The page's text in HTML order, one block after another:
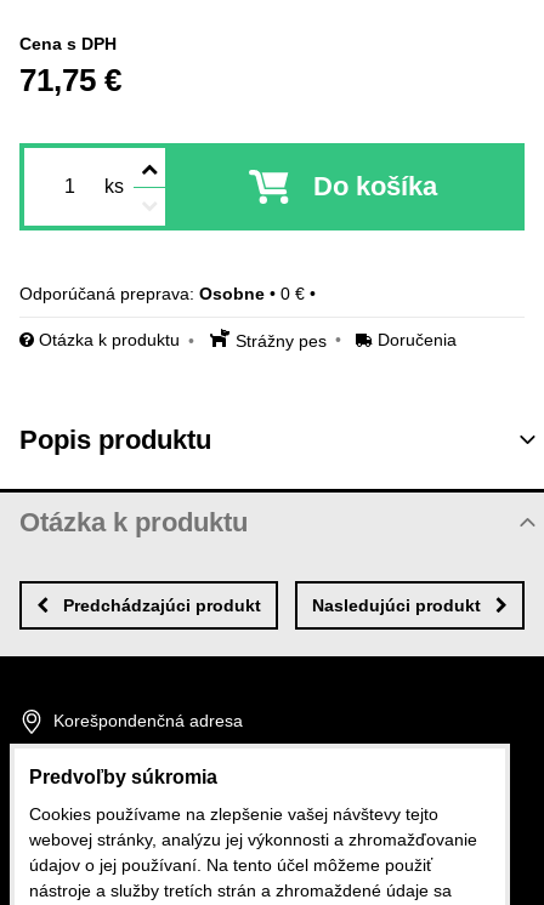
Cena s DPH
71,75 €
ks Do košíka
Osobne • 0 € •
Otázka k produktu Strážny pes Doručenia
Popis produktu
Otázka k produktu
MENO
VAŠA OTÁZKA K PRODUKTU
Predchádzajúci produkt Nasledujúci produkt
Korešpondenčná adresa
Fakturačné údaje
GDPR
Autopotahy FB
Predvoľby súkromia
Cookies používame na zlepšenie vašej návštevy tejto
webovej stránky, analýzu jej výkonnosti a zhromažďovanie
údajov o jej používaní. Na tento účel môžeme použiť
nástroje a služby tretích strán a zhromaždené údaje sa